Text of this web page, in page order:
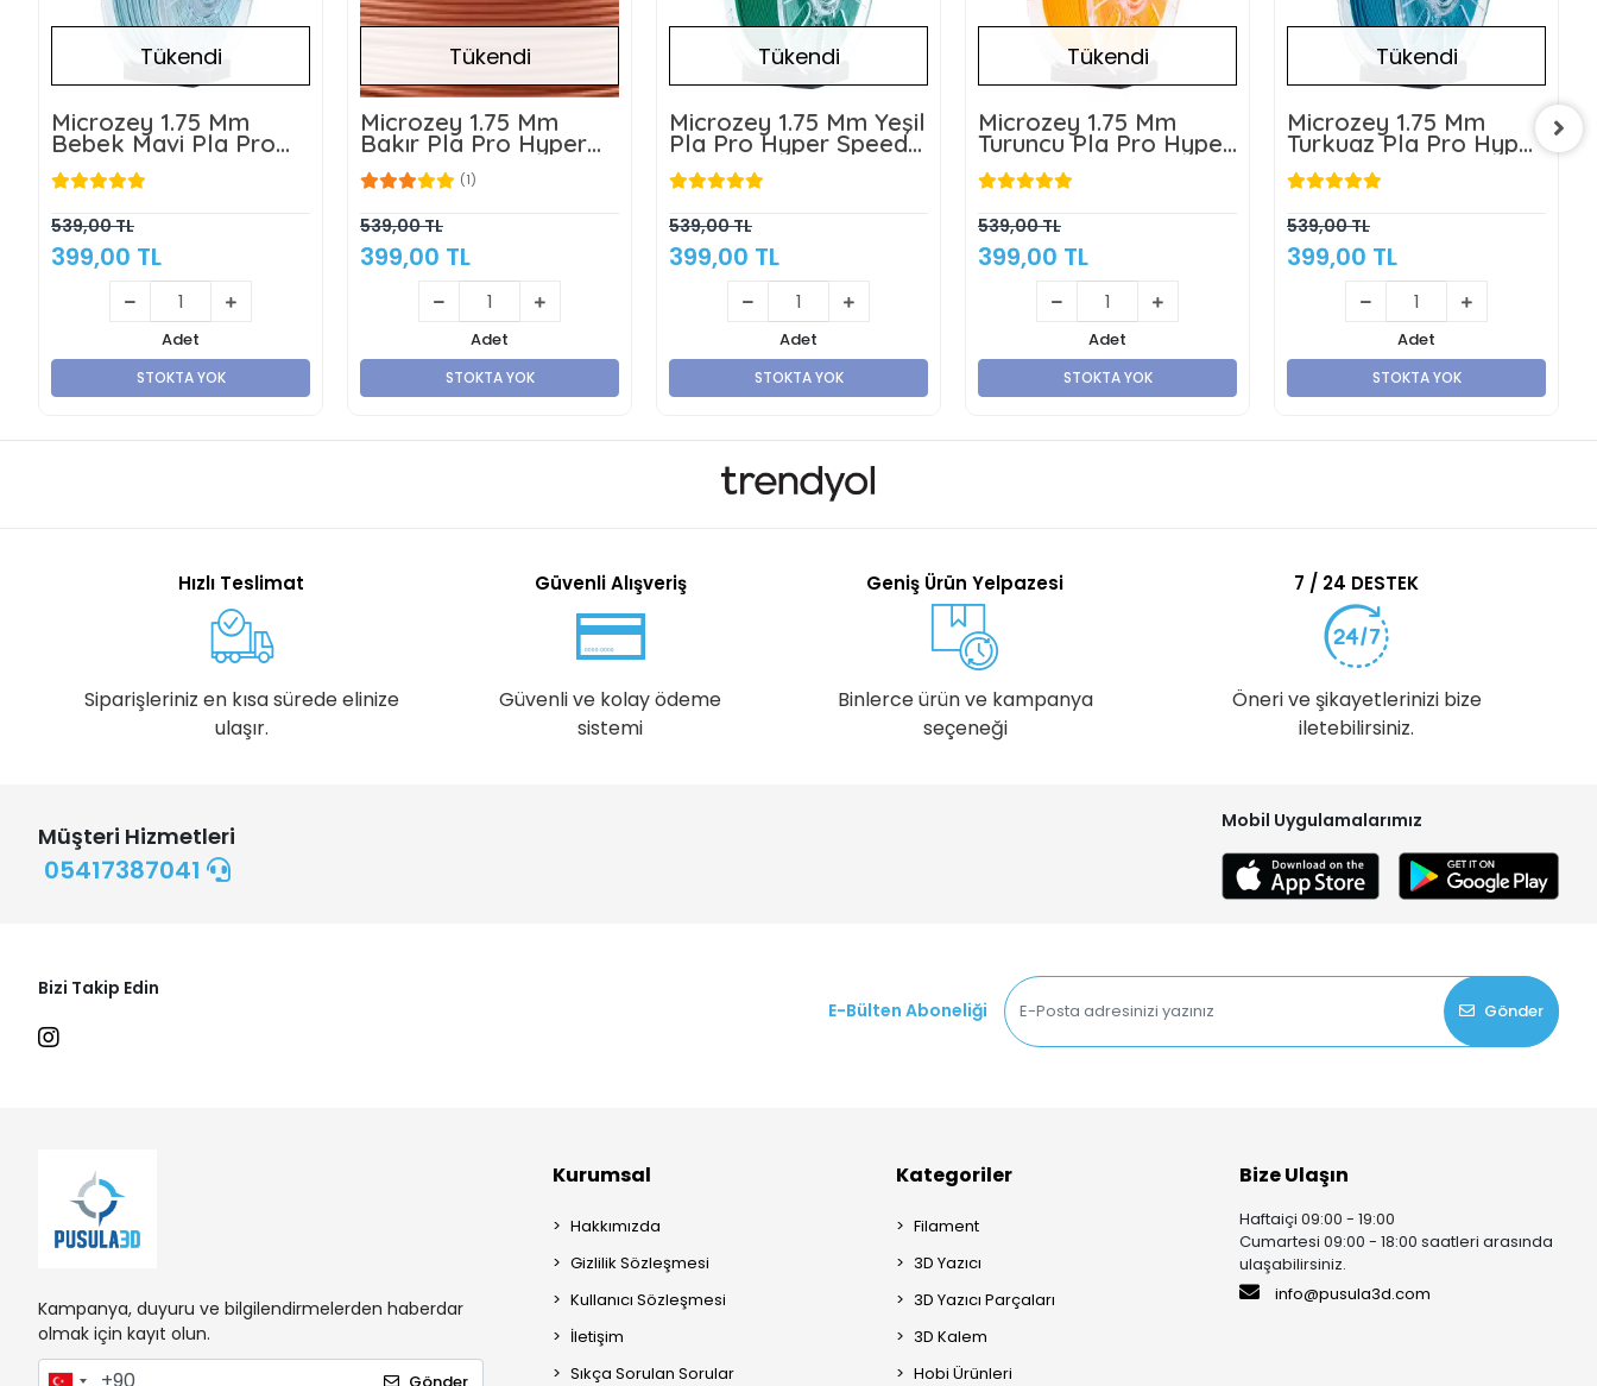
Tükendi
Microzey 1.75 Mm
Bebek Mavi Pla Pro
Hyper Speed Filament
1KG
539,00 TL
399,00 TL
Adet
STOKTA YOK
Tükendi
Microzey 1.75 Mm
Bakır Pla Pro Hyper
Speed Filament 1KG
(1)
539,00 TL
399,00 TL
Adet
STOKTA YOK
Tükendi
Microzey 1.75 Mm Yeşil
Pla Pro Hyper Speed
Filament 1KG
539,00 TL
399,00 TL
Adet
STOKTA YOK
Tükendi
Microzey 1.75 Mm
Turuncu Pla Pro Hyper
Speed Filament 1KG
539,00 TL
399,00 TL
Adet
STOKTA YOK
Tükendi
Microzey 1.75 Mm
Turkuaz Pla Pro Hyper
Speed Filament 1KG
539,00 TL
399,00 TL
Adet
STOKTA YOK
Hızlı Teslimat
Siparişleriniz en kısa sürede elinize
ulaşır.
Güvenli Alışveriş
Güvenli ve kolay ödeme
sistemi
Geniş Ürün Yelpazesi
Binlerce ürün ve kampanya
seçeneği
7 / 24 DESTEK
Öneri ve şikayetlerinizi bize
iletebilirsiniz.
Müşteri Hizmetleri
05417387041
Mobil Uygulamalarımız
Bizi Takip Edin
E-Bülten Aboneliği
Gönder
Kampanya, duyuru ve bilgilendirmelerden haberdar
olmak için kayıt olun.
Kurumsal
Hakkımızda
Gizlilik Sözleşmesi
Kullanıcı Sözleşmesi
İletişim
Sıkça Sorulan Sorular
Kategoriler
Filament
3D Yazıcı
3D Yazıcı Parçaları
3D Kalem
Hobi Ürünleri
Bize Ulaşın
Haftaiçi 09:00 - 19:00
Cumartesi 09:00 - 18:00 saatleri arasında
ulaşabilirsiniz.
info@pusula3d.com